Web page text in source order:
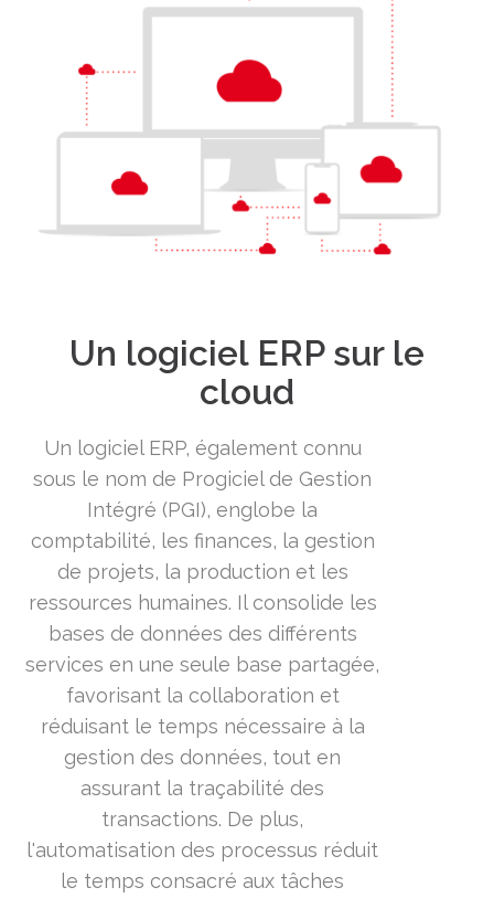
Un logiciel ERP sur le
cloud
Un logiciel ERP, également connu
sous le nom de Progiciel de Gestion
Intégré (PGI), englobe la
comptabilité, les finances, la gestion
de projets, la production et les
ressources humaines. Il consolide les
bases de données des différents
services en une seule base partagée,
favorisant la collaboration et
réduisant le temps nécessaire à la
gestion des données, tout en
assurant la traçabilité des
transactions. De plus,
l'automatisation des processus réduit
le temps consacré aux tâches